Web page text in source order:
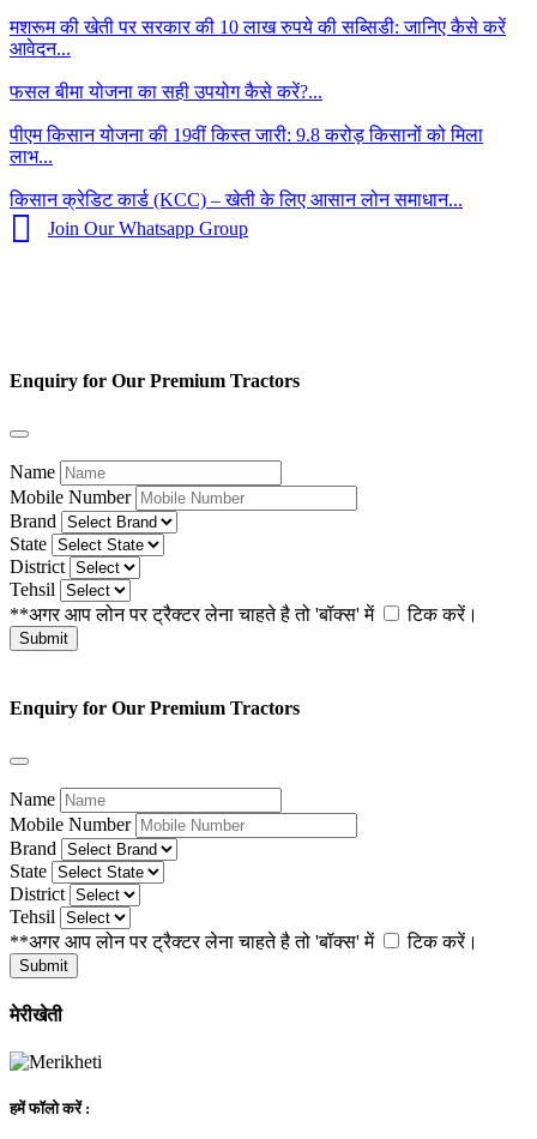
मशरूम की खेती पर सरकार की 10 लाख रुपये की सब्सिडी: जानिए कैसे करें
आवेदन...
फसल बीमा योजना का सही उपयोग कैसे करें?...
पीएम किसान योजना की 19वीं किस्त जारी: 9.8 करोड़ किसानों को मिला
लाभ...
किसान क्रेडिट कार्ड (KCC) – खेती के लिए आसान लोन समाधान...
Join Our Whatsapp Group
Enquiry for Our Premium Tractors
Name
Mobile Number
Brand
State
District
Tehsil
**अगर आप लोन पर ट्रैक्टर लेना चाहते है तो 'बॉक्स' में
टिककरें।
Submit
Enquiry for Our Premium Tractors
Name
Mobile Number
Brand
State
District
Tehsil
**अगर आप लोन पर ट्रैक्टर लेना चाहते है तो 'बॉक्स' में
टिककरें।
Submit
मेरीखेती
हमें फॉलो करें :